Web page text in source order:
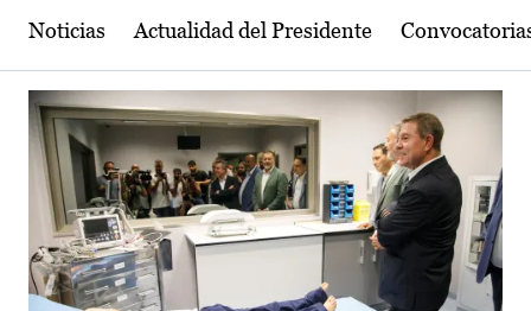
Noticias Actualidad del Presidente